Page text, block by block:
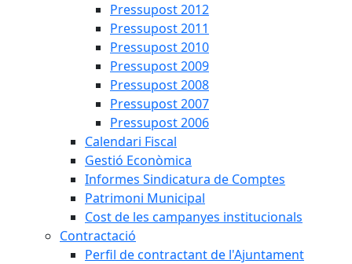
Pressupost 2012
Pressupost 2011
Pressupost 2010
Pressupost 2009
Pressupost 2008
Pressupost 2007
Pressupost 2006
Calendari Fiscal
Gestió Econòmica
Informes Sindicatura de Comptes
Patrimoni Municipal
Cost de les campanyes institucionals
Contractació
Perfil de contractant de l'Ajuntament